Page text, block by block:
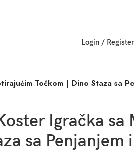
Login / Register
Točkom | Dino Staza sa
Igračka sa
sa Penjanjem i